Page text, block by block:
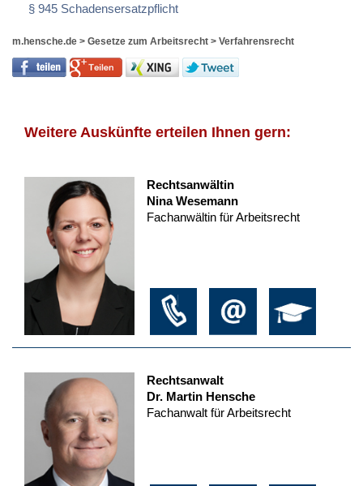
§ 945 Schadensersatzpflicht
m.hensche.de > Gesetze zum Arbeitsrecht > Verfahrensrecht
Weitere Auskünfte erteilen Ihnen gern:
Rechtsanwältin
Nina Wesemann
Fachanwältin für Arbeitsrecht
Rechtsanwalt
Dr. Martin Hensche
Fachanwalt für Arbeitsrecht